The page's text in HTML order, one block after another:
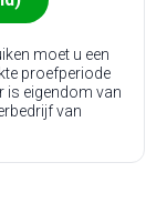
moet u een
proefperiode
is eigendom van
van